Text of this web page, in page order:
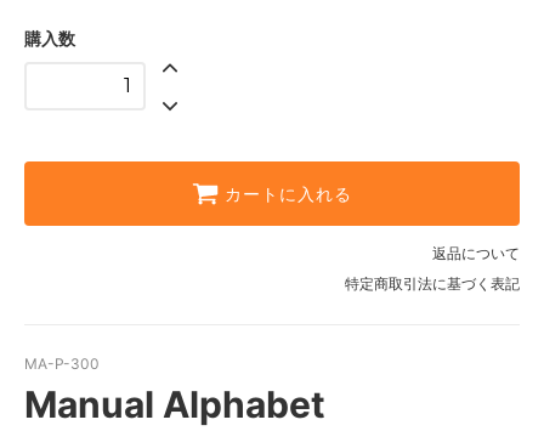
購入数
カートに入れる
返品について
特定商取引法に基づく表記
MA-P-300
Manual Alphabet